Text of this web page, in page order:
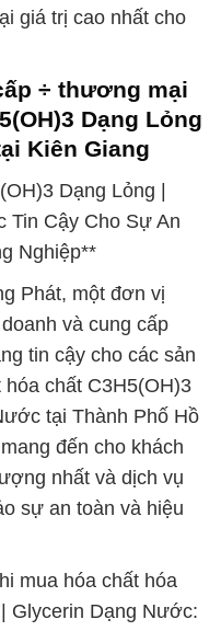
giá trị cao nhất cho
÷ thương mại
Dạng Lỏng
Kiên Giang
Dạng Lỏng |
Tin Cậy Cho Sự An
Nghiệp**
Phát, một đơn vị
và cung cấp
tin cậy cho các sản
chất C3H5(OH)3
tại Thành Phố Hồ
đến cho khách
nhất và dịch vụ
sự an toàn và hiệu
mua hóa chất hóa
Glycerin Dạng Nước: